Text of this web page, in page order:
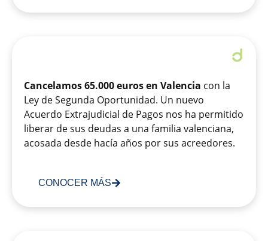
Cancelamos 65.000 euros en Valencia con la
Ley de Segunda Oportunidad. Un nuevo
Acuerdo Extrajudicial de Pagos nos ha permitido
liberar de sus deudas a una familia valenciana,
acosada desde hacía años por sus acreedores.
CONOCER MÁS